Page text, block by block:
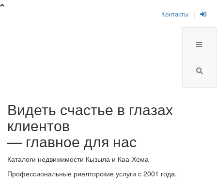
Контакты |
Брокер
Плюс
риелторская
компания
Видеть счастье в глазах
клиентов
— главное для нас
Каталоги недвижимости Кызыла и Каа-Хема
Профессиональные риелторские услуги с 2001 года.